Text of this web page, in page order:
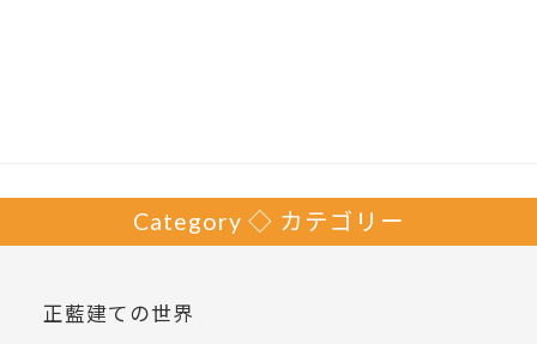
Category ◇ カテゴリー
正藍建ての世界